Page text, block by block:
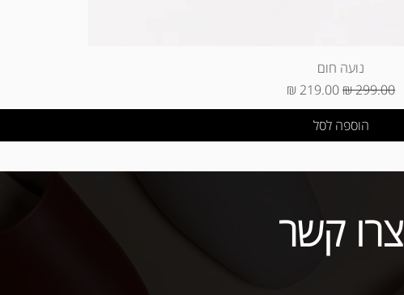
נועה חום
מחיר רגיל מחיר מבצע
הוספה לסל
צרו קשר